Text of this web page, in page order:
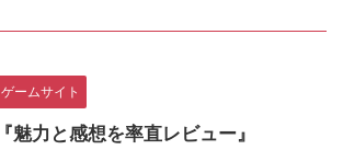
ゲームサイト
『魅力と感想を率直レビュー』